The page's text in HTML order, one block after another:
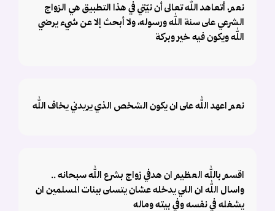
نعم، أتعاهد الله تعالى أن نيّتي في هذا التطبيق هي الزواج
الشرعي على سنة الله ورسوله، ولا أبحث إلا عن شيء يرضي
الله ويكون فيه خير وبركة
نعم اعهد الله على ان يكون الشخص الذي يريدني يخاف الله
اقسم بالله العظيم ان هدفي زواج بشرع الله سبحانه ..
واسال الله ان اللي يدخله عشان يتسلى ببنات المسلمين ان
يشغله في نفسه وفي بيته وماله